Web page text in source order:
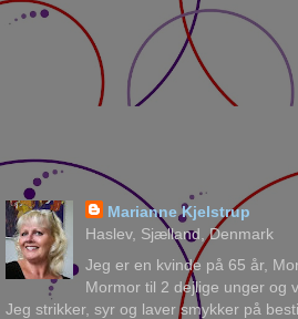
Marianne Kjelstrup
Haslev, Sjælland, Denmark
Jeg er en kvinde på 65 år,
Mormor til 2 dejlige unger og
Jeg strikker, syr og laver smykker på